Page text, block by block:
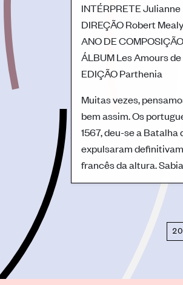
INTÉRPRETEJulianne
DIREÇÃORobert Mealy
ANO DE COMPOSIÇÃO
ÁLBUMLes Amours
EDIÇÃOParthenia
Muitas vezes,
bem assim. Os
1567, deu-se a
expulsaram
francês da altura.